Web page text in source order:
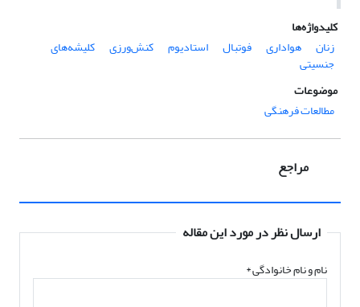
کلیدواژه‌ها
زنان
هواداری فوتبال استادیوم کنش‌ورزی کلیشه‌های
جنسیتی
موضوعات
مطالعات فرهنگی
مراجع
ارسال نظر در مورد این مقاله
نام و نام خانوادگی*